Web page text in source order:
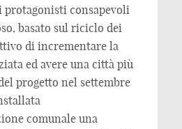
protagonisti consapevoli
basato sul riciclo dei
di incrementare la
ed avere una città più
progetto nel settembre
comunale una